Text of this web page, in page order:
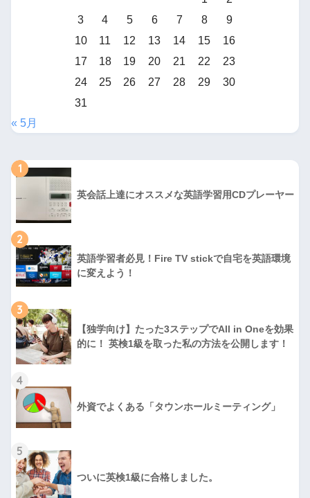
3
4 5 6 7 8
9
10
11 12 13 14 15
16
17
18 19 20 21 22
23
24
25 26 27 28 29
30
31
« 5月
1
英会話上達にオススメな英語学習用CDプレーヤー
2
英語学習者必見！Fire TV stickで自宅を英語環境
に変えよう！
3
【独学向け】たった3ステップでAll in Oneを効果
的に！ 英検1級を取った私の方法を公開します！
4
外資でよくある「タウンホールミーティング」
5
ついに英検1級に合格しました。